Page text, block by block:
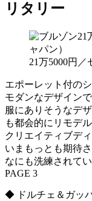
リタリー
21万5000円／
エポーレット付の
モダンなデザイン
服にありそうなデ
も都会的にリモデ
クリエイティブデ
いまもっとも期待
なにも洗練されてい
PAGE 3
◆ ドルチェ＆ガッ